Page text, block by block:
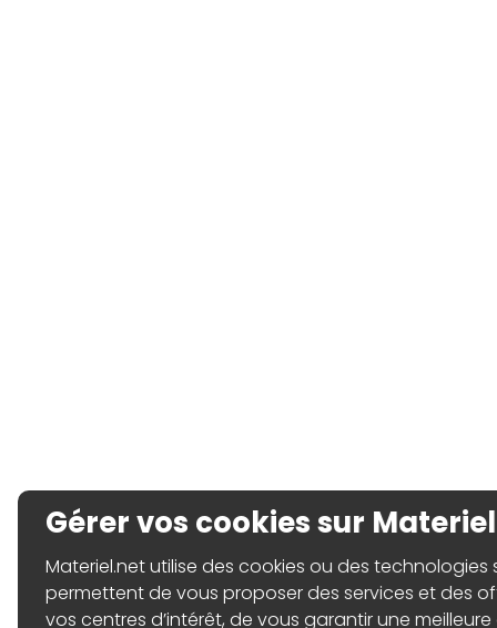
Gérer vos cookies sur
Materiel.net utilise des cookies ou des technologies
permettent de vous proposer des services et des
vos centres d’intérêt, de vous garantir une